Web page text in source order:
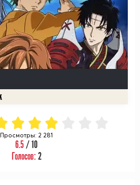
Просмотры: 2 281
6.5/ 10
Голосов: 2